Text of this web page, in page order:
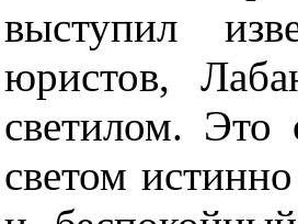
выступил
юристов,
светилом. Это
светом